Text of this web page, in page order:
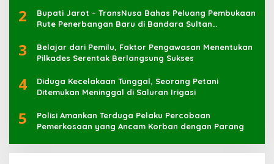
2
Bupati Jarot – TransNusa Bahas Peluang Pembukaan
Rute Penerbangan Baru di Bandara Sultan
3
Belajar dari Pemilu, Faktor Pengawasan Menentukan
Pilkades Serentak Berlangsung Sukses
4
Diduga Kecelakaan Tunggal, Seorang Petani
Ditemukan Meninggal di Saluran Irigasi
5
Polisi Amankan Terduga Pelaku Percobaan
Pemerkosaan yang Ancam Korban dengan Parang